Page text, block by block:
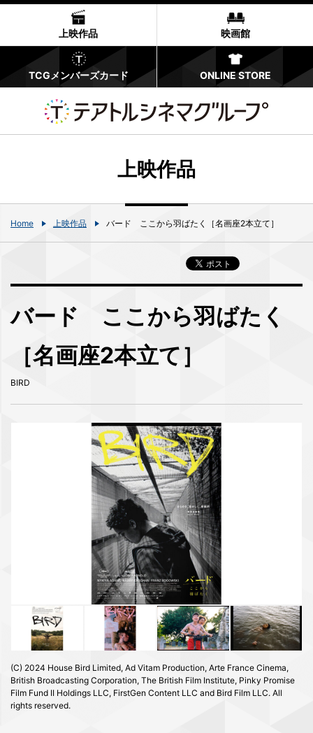
上映作品 映画館
TCGメンバーズカード ONLINE STORE
上映作品
Home 上映作品 バード ここから羽ばたく［名画座2本立て］
バード ここから羽ばたく
［名画座2本立て］
BIRD
(C) 2024 House Bird Limited, Ad Vitam Production, Arte France Cinema,
British Broadcasting Corporation, The British Film Institute, Pinky Promise
Film Fund II Holdings LLC, FirstGen Content LLC and Bird Film LLC. All
rights reserved.